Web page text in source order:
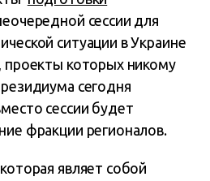
сессии для
ситуации в Украине
проекты которых никому
сегодня
сессии будет
фракции регионалов.
являет собой